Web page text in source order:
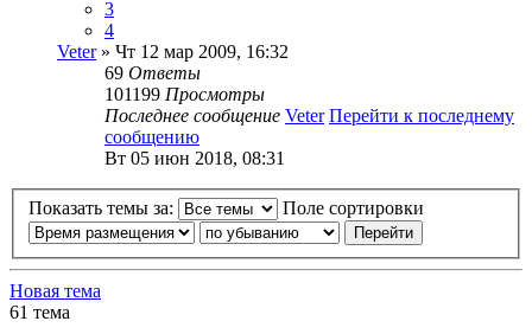
3
4
Veter» Чт 12 мар 2009, 16:32
69 Ответы
101199 Просмотры
Последнее сообщение Veter Перейти к последнему
сообщению
Вт 05 июн 2018, 08:31
Показать темы за: Поле сортировки
Новая тема
61 тема